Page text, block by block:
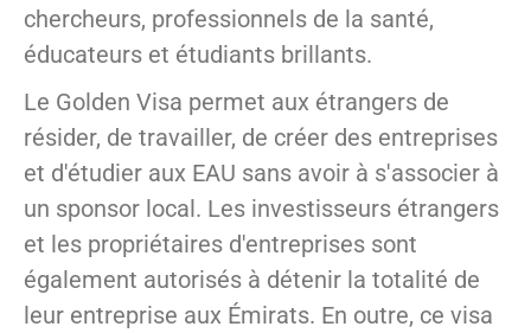
chercheurs, professionnels de la santé,
éducateurs et étudiants brillants.
Le Golden Visa permet aux étrangers de
résider, de travailler, de créer des entreprises
et d'étudier aux EAU sans avoir à s'associer à
un sponsor local. Les investisseurs étrangers
et les propriétaires d'entreprises sont
également autorisés à détenir la totalité de
leur entreprise aux Émirats. En outre, ce visa